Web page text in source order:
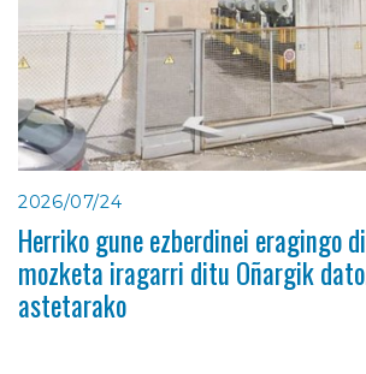
2026/07/24
Herriko gune ezberdinei eragingo
mozketa iragarri ditu Oñargik
astetarako